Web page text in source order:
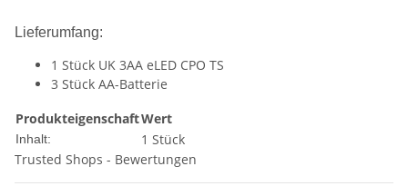
Lieferumfang:
1 Stück UK 3AA eLED CPO TS
3 Stück AA-Batterie
ProdukteigenschaftWert
Inhalt:
1 Stück
Trusted Shops - Bewertungen